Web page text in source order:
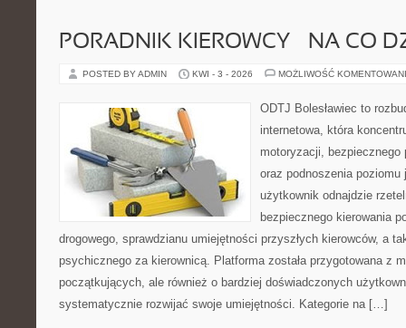
PORADNIK KIEROWCY – NA CO
POSTED BY ADMIN KWI - 3 - 2026 MOŻLIWOŚĆ
ODTJ Bolesławiec to
internetowa, która
motoryzacji, bezpiecznego
oraz podnoszenia
użytkownik odnajdzie
bezpiecznego kierowania
drogowego, sprawdzianu umiejętności przyszłych kierowców, a
psychicznego za kierownicą. Platforma została przygotowana z
początkujących, ale również o bardziej doświadczonych
systematycznie rozwijać swoje umiejętności. Kategorie na […]